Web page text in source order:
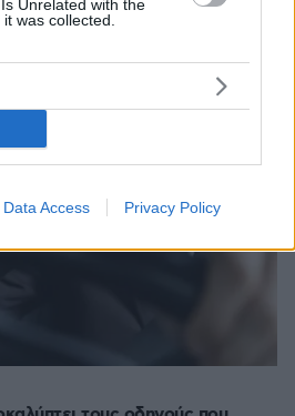
Unrelated with the
was collected.
Data Access Privacy Policy